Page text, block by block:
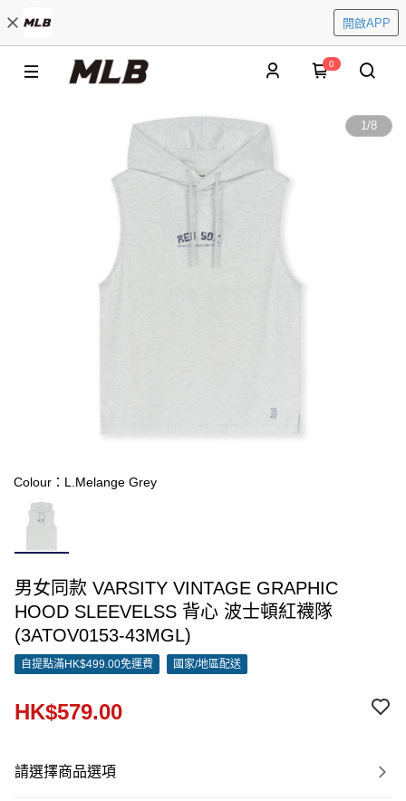
開啟APP
0
1/8
Colour：L.Melange Grey
男女同款 VARSITY VINTAGE GRAPHIC
HOOD SLEEVELSS 背心 波士頓紅襪隊
(3ATOV0153-43MGL)
自提點滿HK$499.00免運費 國家/地區配送
HK$579.00
請選擇商品選項